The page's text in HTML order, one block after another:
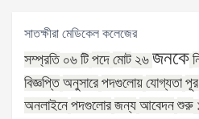
সাতক্ষীরা মেডিকেল কলেজের
সম্প্রতি ০৬ টি পদে মোট ২৬ জনকে
বিজ্ঞপ্তি অনুসারে পদগুলোয় যোগ্যতা
অনলাইনে পদগুলোর জন্য আবেদন শুরু